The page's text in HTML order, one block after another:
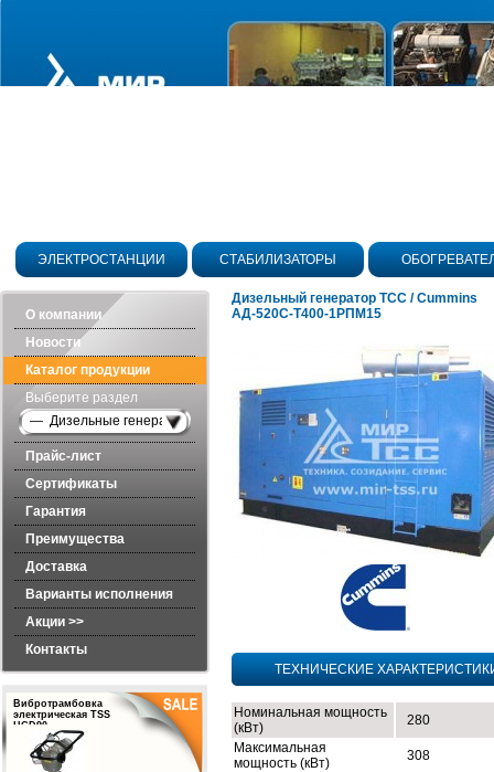
ЭЛЕКТРОСТАНЦИИ СТАБИЛИЗАТОРЫ
О компании
Новости
Каталог продукции
Выберите раздел
— Дизельные генераторы в шумозащитных кожухах
Прайс-лист
Сертификаты
Гарантия
Преимущества
Доставка
Варианты исполнения
Акции >>
Контакты
Вибротрамбовка
электрическая TSS
HCD90
Дизельный генератор ТСС / Cummins
АД-520С-Т400-1РПМ15
ТЕХНИЧЕСКИЕ
Номинальная мощность
(кВт)
280
Максимальная
мощность (кВт)
308